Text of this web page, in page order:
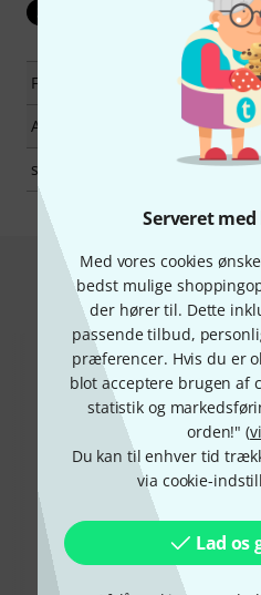
Serveret
Med vores cookies
bedst mulige
der hører til. Dette
passende tilbud,
præferencer. Hvis du er
blot acceptere brugen af
statistik og
orden!" (
Du kan til enhver tid
via cookie-
Lad os
3 3 års Thomann garanti
Fås siden
Artikelnummer
salgsenhed
Kunder som så
købte
46%
KØBT
PRÆCIS DENNE VARE